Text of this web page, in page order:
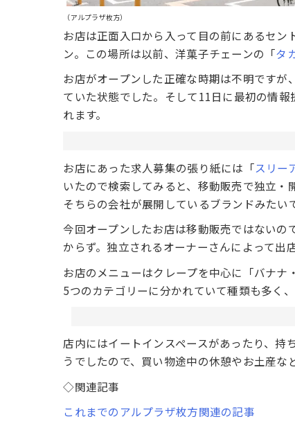
（アルプラザ枚方）
お店は正面入口から入って目の前にあるセ
ン。この場所は以前、洋菓子チェーンの「タ
お店がオープンした正確な時期は不明ですが
ていた状態でした。そして11日に最初の情
れます。
お店にあった求人募集の張り紙には「スリー
いたので検索してみると、移動販売で独立
そちらの会社が展開しているブランドみたいで
今回オープンしたお店は移動販売ではない
からず。独立されるオーナーさんによって出
お店のメニューはクレープを中心に「バナ
5つのカテゴリーに分かれていて種類も多く
店内にはイートインスペースがあったり、持
うでしたので、買い物途中の休憩やお土産な
◇関連記事
これまでのアルプラザ枚方関連の記事